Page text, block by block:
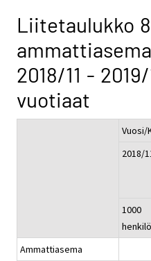
Liitetaulukko
2018/11 -
vuotiaat
Vuosi/
2018/
1000
Ammattiasema